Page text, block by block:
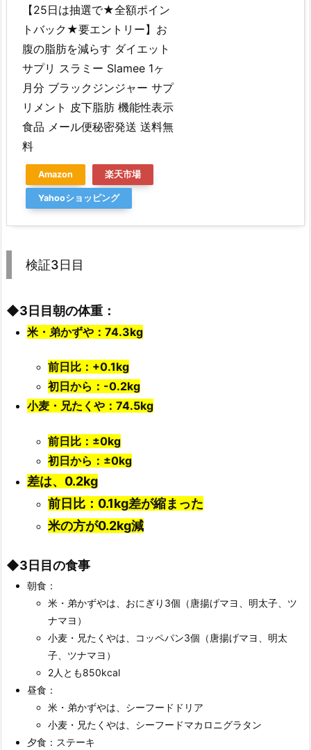
【25日は抽選で★全額ポイン
トバック★要エントリー】お
腹の脂肪を減らす ダイエット
サプリ スラミー Slamee 1ヶ
月分 ブラックジンジャー サプ
リメント 皮下脂肪 機能性表示
食品 メール便秘密発送 送料無
料
Amazon 楽天市場
Yahooショッピング
検証3日目
◆3日目朝の体重：
米・弟かずや：74.3kg
前日比：+0.1kg
初日から：-0.2kg
小麦・兄たくや：74.5kg
前日比：±0kg
初日から：±0kg
差は、0.2kg
前日比：0.1kg差が縮まった
米の方が0.2kg減
◆3日目の食事
朝食：
米・弟かずやは、おにぎり3個（唐揚げマヨ、明太子、ツ
ナマヨ）
小麦・兄たくやは、コッペパン3個（唐揚げマヨ、明太
子、ツナマヨ）
2人とも850kcal
昼食：
米・弟かずやは、シーフードドリア
小麦・兄たくやは、シーフードマカロニグラタン
夕食：ステーキ